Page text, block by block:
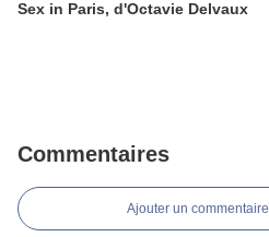
Sex in Paris, d'Octavie Delvaux
Commentaires
Ajouter un commentaire